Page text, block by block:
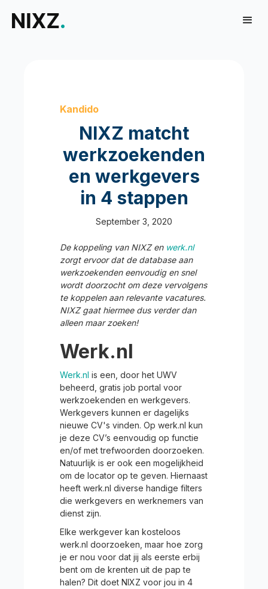
Kandido
NIXZ matcht
werkzoekenden
en werkgevers
in 4 stappen
September 3, 2020
De koppeling van NIXZ en werk.nl
zorgt ervoor dat de database aan
werkzoekenden eenvoudig en snel
wordt doorzocht om deze vervolgens
te koppelen aan relevante vacatures.
NIXZ gaat hiermee dus verder dan
alleen maar zoeken!
Werk.nl
Werk.nl is een, door het UWV
beheerd, gratis job portal voor
werkzoekenden en werkgevers.
Werkgevers kunnen er dagelijks
nieuwe CV's vinden. Op werk.nl kun
je deze CV’s eenvoudig op functie
en/of met trefwoorden doorzoeken.
Natuurlijk is er ook een mogelijkheid
om de locator op te geven. Hiernaast
heeft werk.nl diverse handige filters
die werkgevers en werknemers van
dienst zijn.
Elke werkgever kan kosteloos
werk.nl doorzoeken, maar hoe zorg
je er nou voor dat jij als eerste erbij
bent om de krenten uit de pap te
halen? Dit doet NIXZ voor jou in 4